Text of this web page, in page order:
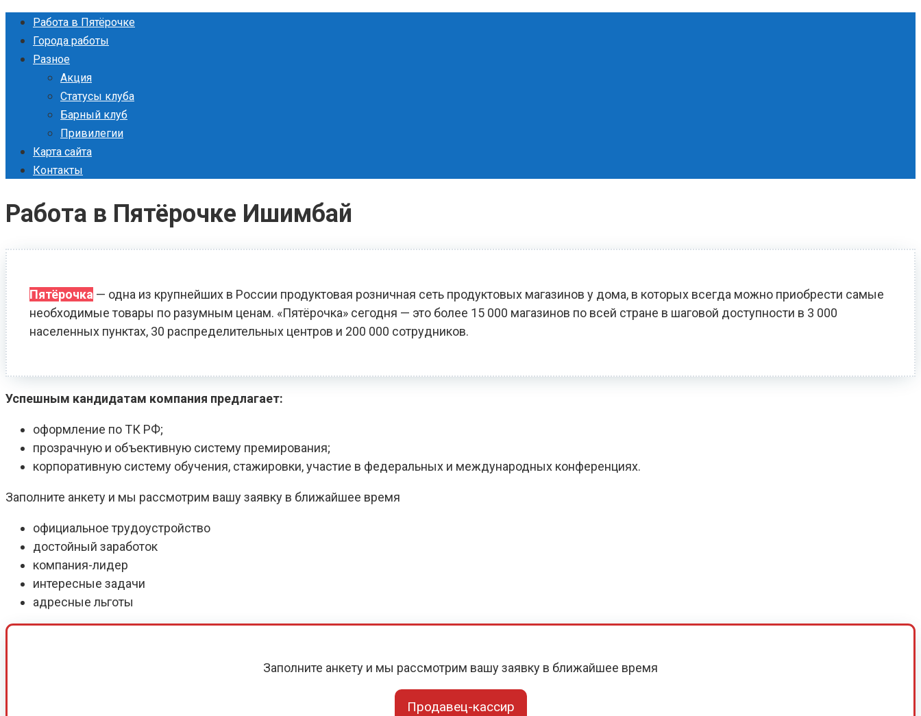
Перейти
контенту
Работа в Пятёрочке
Города работы
Разное
Акция
Статусы клуба
Барный клуб
Привилегии
Карта сайта
Контакты
Работа в Пятёрочке Ишимбай
Пятёрочка — одна из крупнейших в России продуктовая розничная сеть продуктовых магазинов у дома, в которых всегда можно приобрести самые
необходимые товары по разумным ценам. «Пятёрочка» сегодня — это более 15 000 магазинов по всей стране в шаговой доступности в 3 000
населенных пунктах, 30 распределительных центров и 200 000 сотрудников.
Успешным кандидатам компания предлагает:
оформление по ТК РФ;
прозрачную и объективную систему премирования;
корпоративную систему обучения, стажировки, участие в федеральных и международных конференциях.
Заполните анкету и мы рассмотрим вашу заявку в ближайшее время
официальное трудоустройство
достойный заработок
компания-лидер
интересные задачи
адресные льготы
Заполните анкету и мы рассмотрим вашу заявку в ближайшее время
Продавец-кассир